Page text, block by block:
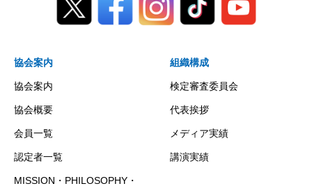
協会案内
協会案内
協会概要
会員一覧
認定者一覧
MISSION・PHILOSOPHY・
組織構成
検定審査委員会
代表挨拶
メディア実績
講演実績